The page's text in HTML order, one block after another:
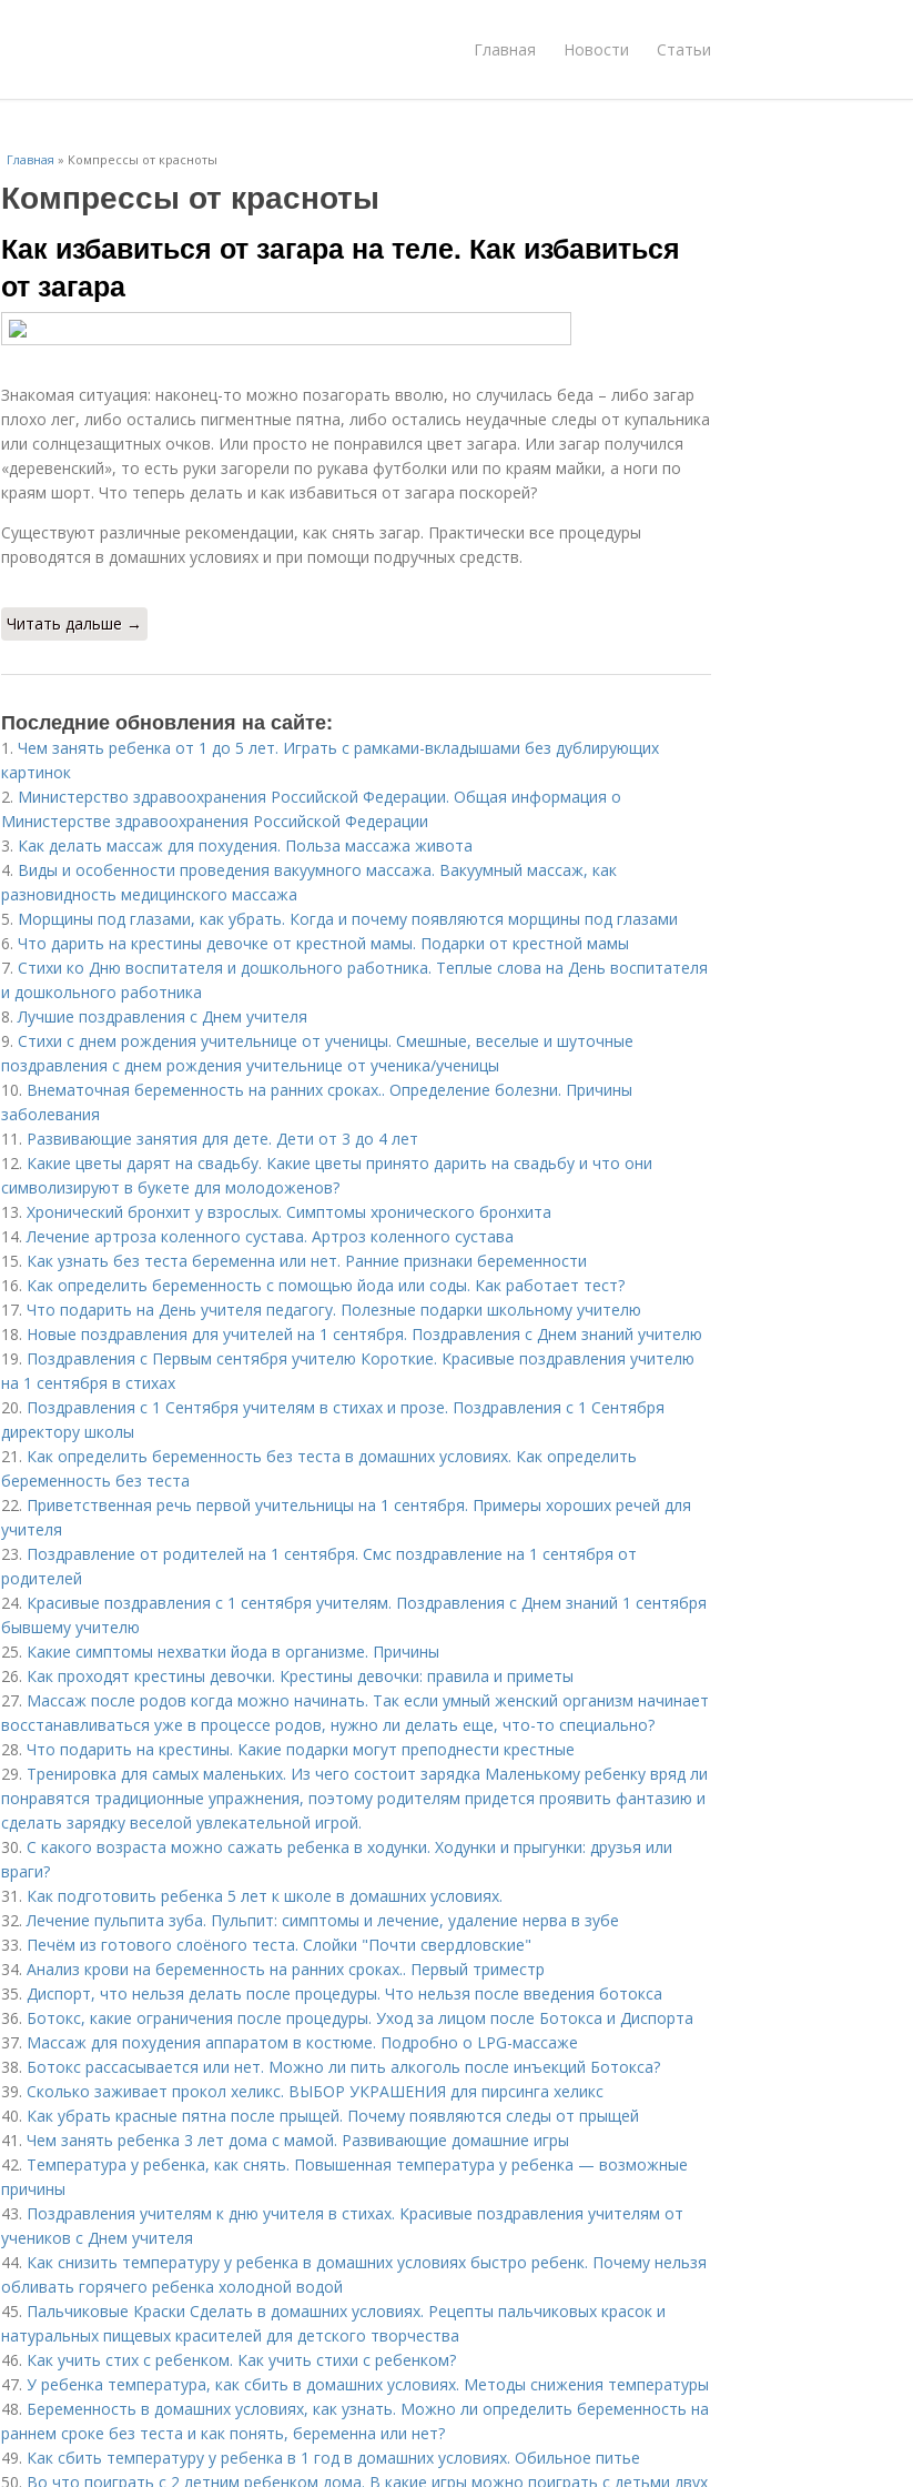
Главная Новости Статьи
Главная » Компрессы от красноты
Компрессы от красноты
Как избавиться от загара на теле. Как избавиться
от загара
Знакомая ситуация: наконец-то можно позагорать вволю, но случилась беда – либо загар
плохо лег, либо остались пигментные пятна, либо остались неудачные следы от купальника
или солнцезащитных очков. Или просто не понравился цвет загара. Или загар получился
«деревенский», то есть руки загорели по рукава футболки или по краям майки, а ноги по
краям шорт. Что теперь делать и как избавиться от загара поскорей?
Существуют различные рекомендации, как снять загар. Практически все процедуры
проводятся в домашних условиях и при помощи подручных средств.
Читать дальше →
Последние обновления на сайте:
1. Чем занять ребенка от 1 до 5 лет. Играть с рамками-вкладышами без дублирующих
картинок
2. Министерство здравоохранения Российской Федерации. Общая информация о
Министерстве здравоохранения Российской Федерации
3. Как делать массаж для похудения. Польза массажа живота
4. Виды и особенности проведения вакуумного массажа. Вакуумный массаж, как
разновидность медицинского массажа
5. Морщины под глазами, как убрать. Когда и почему появляются морщины под глазами
6. Что дарить на крестины девочке от крестной мамы. Подарки от крестной мамы
7. Стихи ко Дню воспитателя и дошкольного работника. Теплые слова на День воспитателя
и дошкольного работника
8.Лучшие поздравления с Днем учителя
9. Стихи с днем рождения учительнице от ученицы. Смешные, веселые и шуточные
поздравления с днем рождения учительнице от ученика/ученицы
10. Внематочная беременность на ранних сроках.. Определение болезни. Причины
заболевания
11. Развивающие занятия для дете. Дети от 3 до 4 лет
12. Какие цветы дарят на свадьбу. Какие цветы принято дарить на свадьбу и что они
символизируют в букете для молодоженов?
13. Хронический бронхит у взрослых. Симптомы хронического бронхита
14.Лечение артроза коленного сустава. Артроз коленного сустава
15. Как узнать без теста беременна или нет. Ранние признаки беременности
16. Как определить беременность с помощью йода или соды. Как работает тест?
17. Что подарить на День учителя педагогу. Полезные подарки школьному учителю
18. Новые поздравления для учителей на 1 сентября. Поздравления с Днем знаний учителю
19. Поздравления с Первым сентября учителю Короткие. Красивые поздравления учителю
на 1 сентября в стихах
20. Поздравления с 1 Сентября учителям в стихах и прозе. Поздравления с 1 Сентября
директору школы
21. Как определить беременность без теста в домашних условиях. Как определить
беременность без теста
22. Приветственная речь первой учительницы на 1 сентября. Примеры хороших речей для
учителя
23. Поздравление от родителей на 1 сентября. Смс поздравление на 1 сентября от
родителей
24. Красивые поздравления с 1 сентября учителям. Поздравления с Днем знаний 1 сентября
бывшему учителю
25. Какие симптомы нехватки йода в организме. Причины
26. Как проходят крестины девочки. Крестины девочки: правила и приметы
27. Массаж после родов когда можно начинать. Так если умный женский организм начинает
восстанавливаться уже в процессе родов, нужно ли делать еще, что-то специально?
28. Что подарить на крестины. Какие подарки могут преподнести крестные
29. Тренировка для самых маленьких. Из чего состоит зарядка Маленькому ребенку вряд ли
понравятся традиционные упражнения, поэтому родителям придется проявить фантазию и
сделать зарядку веселой увлекательной игрой.
30. С какого возраста можно сажать ребенка в ходунки. Ходунки и прыгунки: друзья или
враги?
31. Как подготовить ребенка 5 лет к школе в домашних условиях.
32.Лечение пульпита зуба. Пульпит: симптомы и лечение, удаление нерва в зубе
33. Печём из готового слоёного теста. Слойки "Почти свердловские"
34. Анализ крови на беременность на ранних сроках.. Первый триместр
35. Диспорт, что нельзя делать после процедуры. Что нельзя после введения ботокса
36. Ботокс, какие ограничения после процедуры. Уход за лицом после Ботокса и Диспорта
37. Массаж для похудения аппаратом в костюме. Подробно о LPG-массаже
38. Ботокс рассасывается или нет. Можно ли пить алкоголь после инъекций Ботокса?
39. Сколько заживает прокол хеликс. ВЫБОР УКРАШЕНИЯ для пирсинга хеликс
40. Как убрать красные пятна после прыщей. Почему появляются следы от прыщей
41. Чем занять ребенка 3 лет дома с мамой. Развивающие домашние игры
42. Температура у ребенка, как снять. Повышенная температура у ребенка — возможные
причины
43. Поздравления учителям к дню учителя в стихах. Красивые поздравления учителям от
учеников с Днем учителя
44. Как снизить температуру у ребенка в домашних условиях быстро ребенк. Почему нельзя
обливать горячего ребенка холодной водой
45. Пальчиковые Краски Сделать в домашних условиях. Рецепты пальчиковых красок и
натуральных пищевых красителей для детского творчества
46. Как учить стих с ребенком. Как учить стихи с ребенком?
47. У ребенка температура, как сбить в домашних условиях. Методы снижения температуры
48. Беременность в домашних условиях, как узнать. Можно ли определить беременность на
раннем сроке без теста и как понять, беременна или нет?
49. Как сбить температуру у ребенка в 1 год в домашних условиях. Обильное питье
50. Во что поиграть с 2 летним ребенком дома. В какие игры можно поиграть с детьми двух